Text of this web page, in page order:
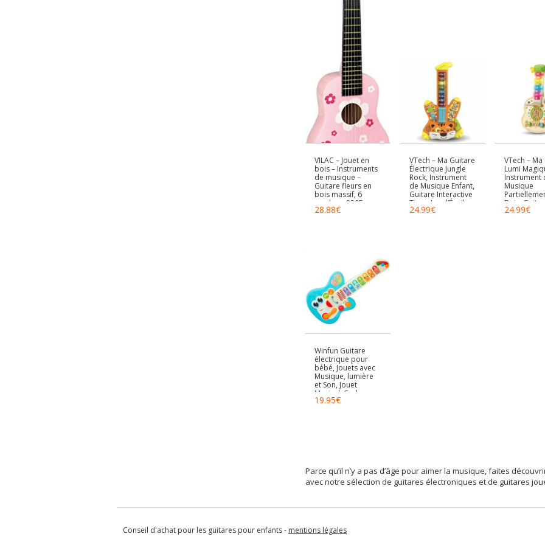
VILAC – Jouet en
bois – Instruments
de musique –
Guitare fleurs en
bois massif, 6
cordes – 8305
28.88€
VTech – Ma Guitare
Électrique Jungle
Rock, Instrument
de Musique Enfant,
Guitare Interactive
Tigre, Jeu d’Éveil
Musical, Jouet
24.99€
VTech –
Lumi
Instrument
Musique
Bois, Guitare
Acoustique
24.99€
Winfun Guitare
électrique pour
bébé, Jouets avec
Musique, lumière
et Son, Jouet
Musical, Cadeaux
bébé 1 an, 47259
19.95€
Parce qu’il n’y a pas d’âge pour aimer la musique, faites
avec notre sélection de guitares électroniques et de guitares
Conseil d'achat pour les guitares pour enfants - mentions légales